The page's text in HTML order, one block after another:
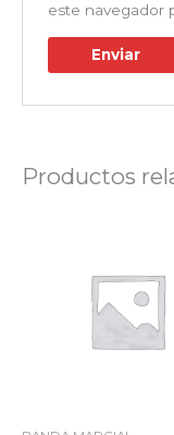
este navegador
Productos